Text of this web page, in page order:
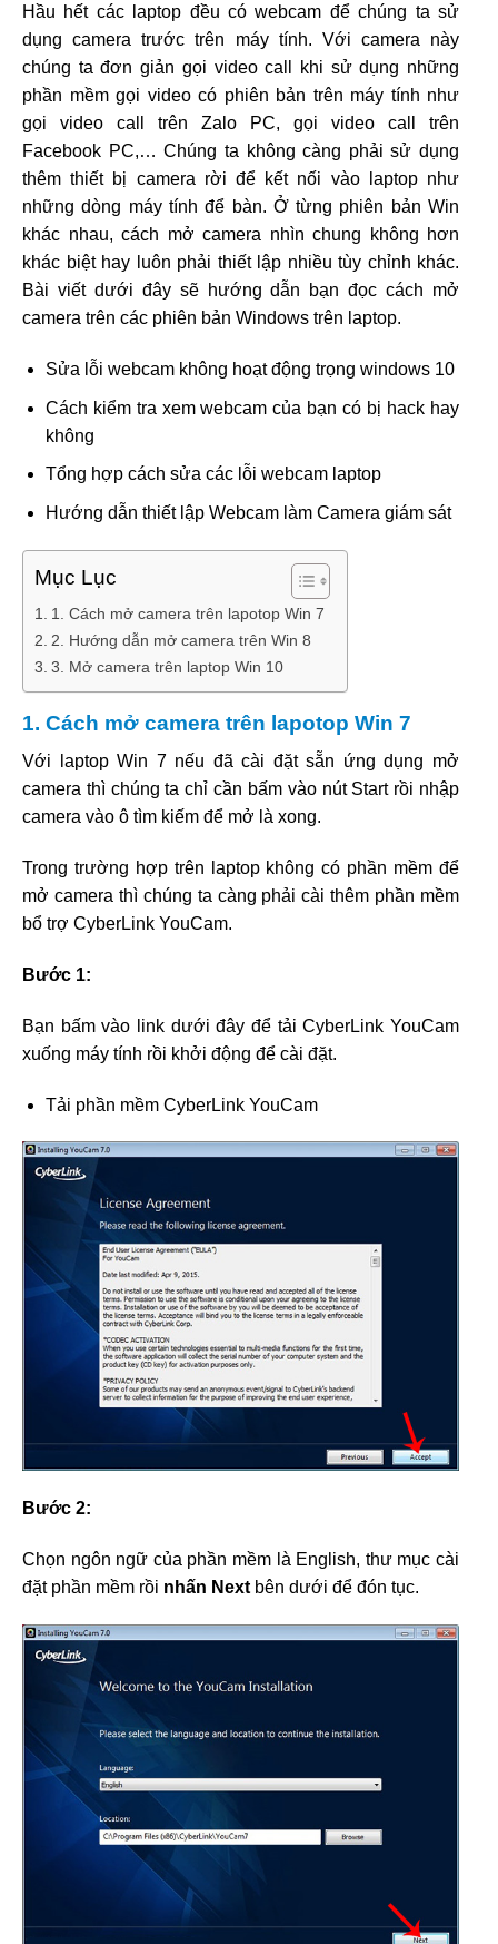
Hầu hết các laptop đều có webcam để chúng ta sử
dụng camera trước trên máy tính. Với camera này
chúng ta đơn giản gọi video call khi sử dụng những
phần mềm gọi video có phiên bản trên máy tính như
gọi video call trên Zalo PC, gọi video call trên
Facebook PC,… Chúng ta không càng phải sử dụng
thêm thiết bị camera rời để kết nối vào laptop như
những dòng máy tính để bàn. Ở từng phiên bản Win
khác nhau, cách mở camera nhìn chung không hơn
khác biệt hay luôn phải thiết lập nhiều tùy chỉnh khác.
Bài viết dưới đây sẽ hướng dẫn bạn đọc cách mở
camera trên các phiên bản Windows trên laptop.
Sửa lỗi webcam không hoạt động trọng windows 10
Cách kiểm tra xem webcam của bạn có bị hack hay
không
Tổng hợp cách sửa các lỗi webcam laptop
Hướng dẫn thiết lập Webcam làm Camera giám sát
Mục Lục
1. Cách mở camera trên lapotop Win 7
2. Hướng dẫn mở camera trên Win 8
3. Mở camera trên laptop Win 10
1. Cách mở camera trên lapotop Win 7
Với laptop Win 7 nếu đã cài đặt sẵn ứng dụng mở
camera thì chúng ta chỉ cần bấm vào nút Start rồi nhập
camera vào ô tìm kiếm để mở là xong.
Trong trường hợp trên laptop không có phần mềm để
mở camera thì chúng ta càng phải cài thêm phần mềm
bổ trợ CyberLink YouCam.
Bước 1:
Bạn bấm vào link dưới đây để tải CyberLink YouCam
xuống máy tính rồi khởi động để cài đặt.
Tải phần mềm CyberLink YouCam
Bước 2:
Chọn ngôn ngữ của phần mềm là English, thư mục cài
đặt phần mềm rồi nhấn Next bên dưới để đón tục.